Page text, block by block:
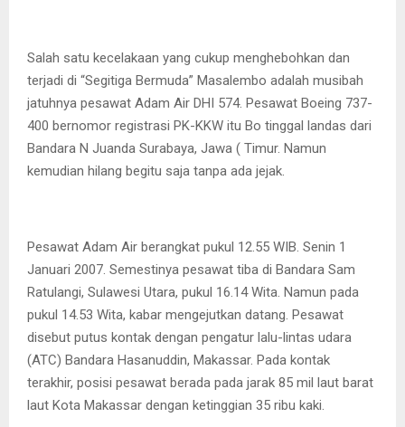
Salah satu kecelakaan yang cukup menghebohkan dan
terjadi di “Segitiga Bermuda” Masalembo adalah musibah
jatuhnya pesawat Adam Air DHI 574. Pesawat Boeing 737-
400 bernomor registrasi PK-KKW itu Bo tinggal landas dari
Bandara N Juanda Surabaya, Jawa ( Timur. Namun
kemudian hilang begitu saja tanpa ada jejak.
Pesawat Adam Air berangkat pukul 12.55 WIB. Senin 1
Januari 2007. Semestinya pesawat tiba di Bandara Sam
Ratulangi, Sulawesi Utara, pukul 16.14 Wita. Namun pada
pukul 14.53 Wita, kabar mengejutkan datang. Pesawat
disebut putus kontak dengan pengatur lalu-lintas udara
(ATC) Bandara Hasanuddin, Makassar. Pada kontak
terakhir, posisi pesawat berada pada jarak 85 mil laut barat
laut Kota Makassar dengan ketinggian 35 ribu kaki.